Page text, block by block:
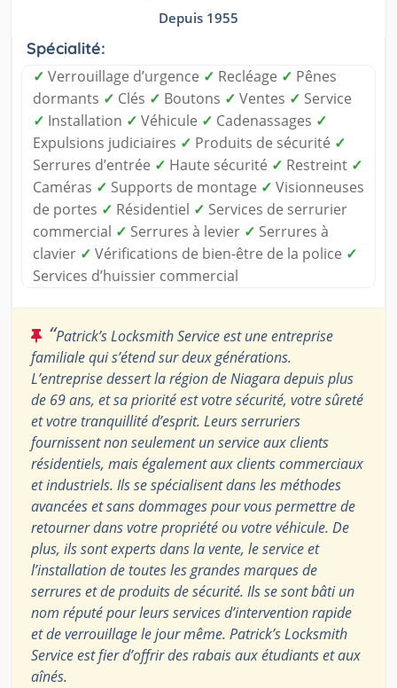
Depuis 1955
Spécialité:
✓ Verrouillage d’urgence ✓ Recléage ✓ Pênes
dormants ✓ Clés ✓ Boutons ✓ Ventes ✓ Service
✓ Installation ✓ Véhicule ✓ Cadenassages ✓
Expulsions judiciaires ✓ Produits de sécurité ✓
Serrures d’entrée ✓ Haute sécurité ✓ Restreint ✓
Caméras ✓ Supports de montage ✓ Visionneuses
de portes ✓ Résidentiel ✓ Services de serrurier
commercial ✓ Serrures à levier ✓ Serrures à
clavier ✓ Vérifications de bien-être de la police ✓
Services d’huissier commercial
“Patrick’s Locksmith Service est une entreprise
familiale qui s’étend sur deux générations.
L’entreprise dessert la région de Niagara depuis plus
de 69 ans, et sa priorité est votre sécurité, votre sûreté
et votre tranquillité d’esprit. Leurs serruriers
fournissent non seulement un service aux clients
résidentiels, mais également aux clients commerciaux
et industriels. Ils se spécialisent dans les méthodes
avancées et sans dommages pour vous permettre de
retourner dans votre propriété ou votre véhicule. De
plus, ils sont experts dans la vente, le service et
l’installation de toutes les grandes marques de
serrures et de produits de sécurité. Ils se sont bâti un
nom réputé pour leurs services d’intervention rapide
et de verrouillage le jour même. Patrick’s Locksmith
Service est fier d’offrir des rabais aux étudiants et aux
aînés.